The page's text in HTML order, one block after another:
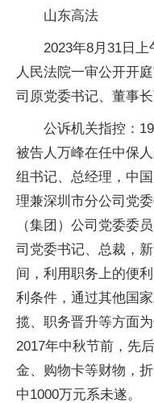
山东高法
2023年8月31日
人民法院一审公开开
司原党委书记、董事长
公诉机关指控：
被告人万峰在任中保
组书记、总经理，中
理兼深圳市分公司党
（集团）公司党委委
司党委书记、总裁，
间，利用职务上的便
利条件，通过其他国
揽、职务晋升等方面
2017年中秋节前，先
金、购物卡等财物，
中1000万元系未遂。